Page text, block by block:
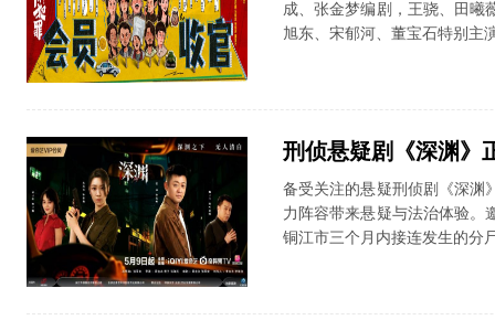
成、张金梦编剧，王骁、田曦
旭东、宋郁河、董宝石特别主
刑侦悬疑剧《深渊》
备受关注的悬疑刑侦剧《深渊
力阵容带来悬疑与法治体验。
铜江市三个月内接连发生的分